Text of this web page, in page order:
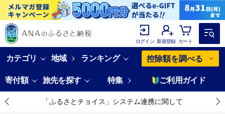
ログイン 新規登録 カート
カテゴリ 地域 ランキング 控除額を調べる
寄付額 旅先を探す 特集 ご利用ガイド
「ふるさとチョイス」システム連携に関して